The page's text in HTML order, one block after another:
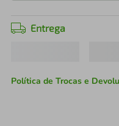
Entrega
Política de Trocas e